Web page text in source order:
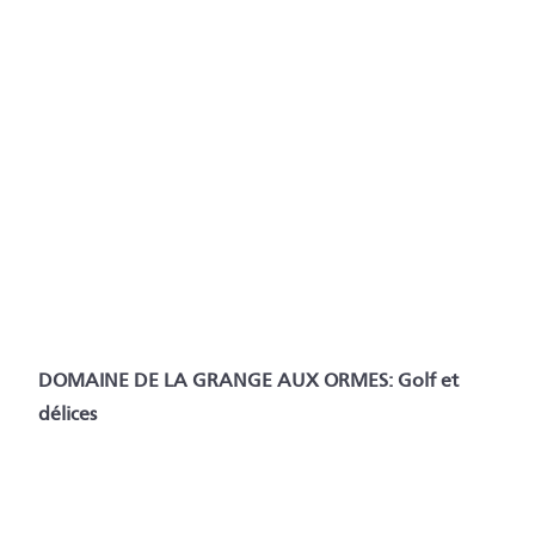
DOMAINE DE LA GRANGE AUX ORMES: Golf et
délices